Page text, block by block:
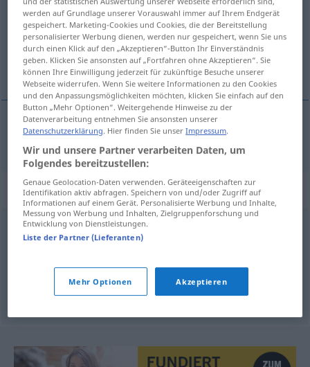
Übersicht aller Übersetzungen
(Für mehr Details die Übersetzung anklicken/antippen)
tumačenje, interpretacija
tumačenje,interpretacija Interpretation
Synonyme für "Interpretation"
Auslegung,Verständnis
Bedeutung (geh.),Deutung Auslegung,Perspektive
werden auf Grundlage unserer Vorauswahl immer auf Ihrem Endgerät
gespeichert. Marketing-Cookies und Cookies, die der Bereitstellung
personalisierter Werbung dienen, werden nur gespeichert, wenn Sie uns
durch einen Klick auf den „Akzeptieren“-Button Ihr Einverständnis
geben. Klicken Sie ansonsten auf „Fortfahren ohne Akzeptieren“. Sie
können Ihre Einwilligung jederzeit für zukünftige Besuche unserer
Webseite widerrufen. Wenn Sie weitere Informationen zu den Cookies
und den Anpassungsmöglichkeiten möchten, klicken Sie einfach auf den
Button „Mehr Optionen“. Weitergehende Hinweise zu der
Datenverarbeitung entnehmen Sie ansonsten unserer
Datenschutzerklärung. Hier finden Sie unserImpressum.
Wir und unsere Partner verarbeiten Daten, um
Folgendes bereitzustellen:
Genaue Geolocation-Daten verwenden. Geräteeigenschaften zur
Identifikation aktiv abfragen. Speichern von und/oder Zugriff auf
Informationen auf einem Gerät. Personalisierte Werbung und Inhalte,
Messung von Werbung und Inhalten, Zielgruppenforschung und
Entwicklung von Dienstleistungen.
Liste der Partner (Lieferanten)
Mehr Optionen Akzeptieren